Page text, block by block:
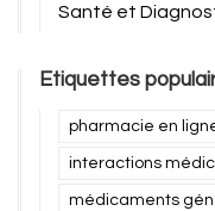
Santé et
Etiquettes
pharmacie en
interactions
médicaments